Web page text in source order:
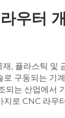
우터
, 플라스틱 및
구동되는 기
되는 산업에서
로 CNC 라우